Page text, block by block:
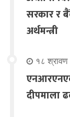
सरकार र
अर्थमन्त्री
१८ श्रावण
दीपमाला